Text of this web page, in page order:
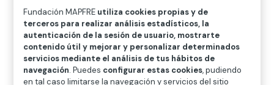
emergencias
 Salud
Fundación MAPFRE utiliza cookies propias y de
terceros para realizar análisis estadísticos, la
autenticación de la sesión de usuario, mostrarte
contenido útil y mejorar y personalizar determinados
servicios mediante el análisis de tus hábitos de
navegación. Puedes configurar estas cookies, pudiendo
en tal caso limitarse la navegación y servicios del sitio